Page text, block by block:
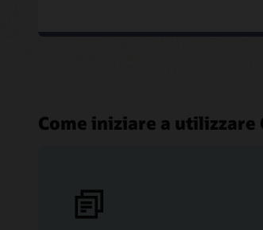
Come iniziare a